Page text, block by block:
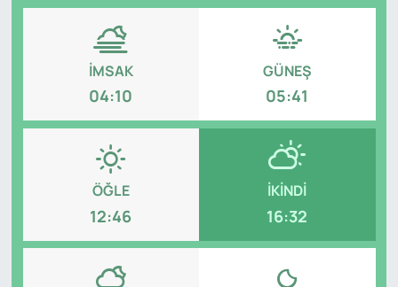
İMSAK
04:10
GÜNEŞ
05:41
ÖĞLE
12:46
İKINDI
16:32